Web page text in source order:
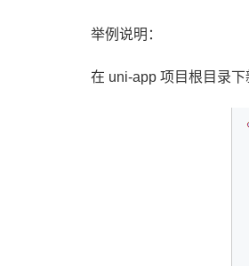
举例说明：
在 uni-app 项目根目录